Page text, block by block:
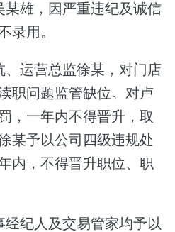
某雄，因严重违纪及诚信
录用。
、运营总监徐某，对门店
职问题监管缺位。对卢
，一年内不得晋升，取
某予以公司四级违规处
内，不得晋升职位、职
纪人及交易管家均予以